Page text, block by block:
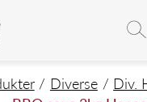
2kg Hanasand
Diverse
Div.